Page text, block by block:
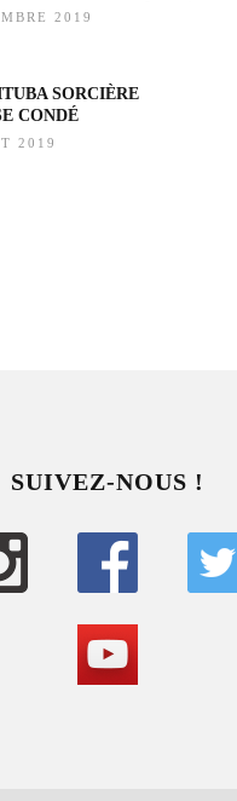
2019
SORCIÈRE
CONDÉ
2019
SUIVEZ-NOUS !